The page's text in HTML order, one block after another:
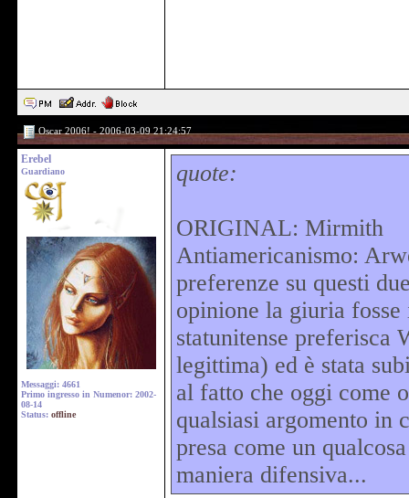
Oscar 2006! - 2006-03-09 21:24:57
Erebel
Guardiano
Messaggi: 4661
Primo ingresso in Numenor: 2002-
08-14
Status: offline
quote:
ORIGINAL: Mirmith
Antiamericanismo:
preferenze su questi
opinione la giuria
statunitense
legittima) ed è stata
al fatto che oggi come
qualsiasi argomento in
presa come un
maniera difensiva...